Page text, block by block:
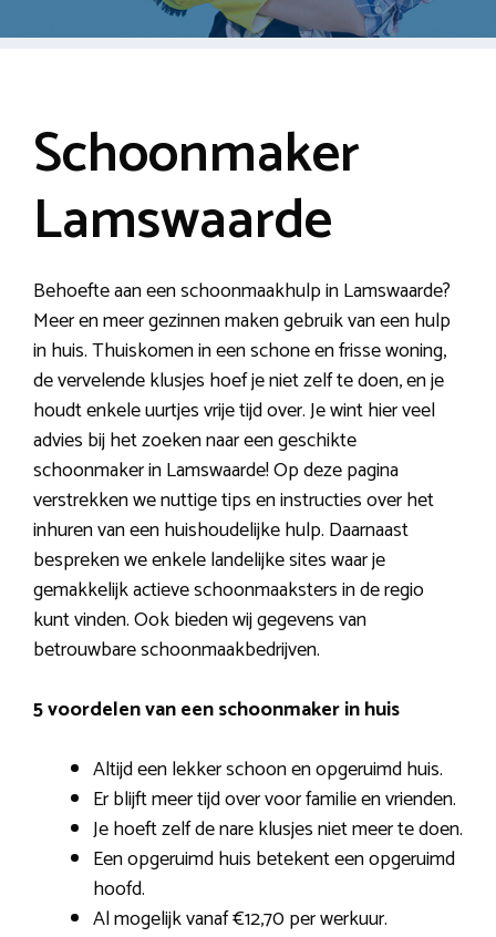
Schoonmaker
Lamswaarde
Behoefte aan een schoonmaakhulp in Lamswaarde?
Meer en meer gezinnen maken gebruik van een hulp
in huis. Thuiskomen in een schone en frisse woning,
de vervelende klusjes hoef je niet zelf te doen, en je
houdt enkele uurtjes vrije tijd over. Je wint hier veel
advies bij het zoeken naar een geschikte
schoonmaker in Lamswaarde! Op deze pagina
verstrekken we nuttige tips en instructies over het
inhuren van een huishoudelijke hulp. Daarnaast
bespreken we enkele landelijke sites waar je
gemakkelijk actieve schoonmaaksters in de regio
kunt vinden. Ook bieden wij gegevens van
betrouwbare schoonmaakbedrijven.
5 voordelen van een schoonmaker in huis
Altijd een lekker schoon en opgeruimd huis.
Er blijft meer tijd over voor familie en vrienden.
Je hoeft zelf de nare klusjes niet meer te doen.
Een opgeruimd huis betekent een opgeruimd
hoofd.
Al mogelijk vanaf €12,70 per werkuur.